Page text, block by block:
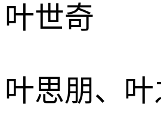
叶世奇
叶思朋、叶